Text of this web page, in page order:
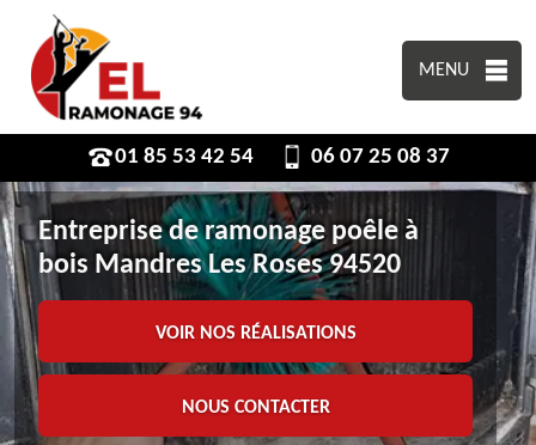
MENU
01 85 53 42 54 06 07 25 08 37
Entreprise de ramonage poêle à
bois Mandres Les Roses 94520
VOIR NOS RÉALISATIONS
NOUS CONTACTER